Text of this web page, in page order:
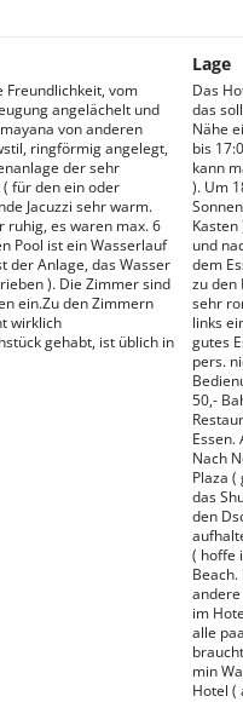
Freundlichkeit, vom
angelächelt und
von anderen
ringförmig angelegt,
der sehr
für den ein oder
Jacuzzi sehr warm.
ruhig, es waren max. 6
Pool ist ein Wasserlauf
der Anlage, das Wasser
). Die Zimmer sind
ein.Zu den Zimmern
wirklich
gehabt, ist üblich in
Lage
Das
das
Nähe
bis
kann
). Um
und
dem
zu den
sehr
links
gutes
pers.
50,-
Essen.
Nach
Plaza
das
den
( hoffe
im
alle
min
Hotel (